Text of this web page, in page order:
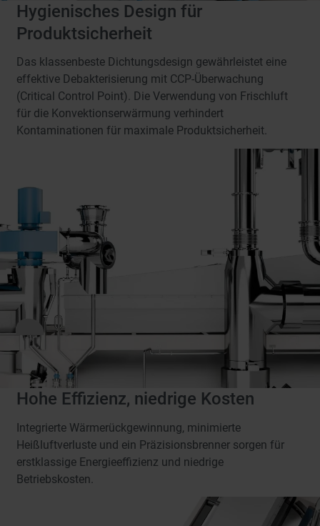
Hygienisches Design für
Produktsicherheit
Das klassenbeste Dichtungsdesign gewährleistet eine
effektive Debakterisierung mit CCP-Überwachung
(Critical Control Point). Die Verwendung von Frischluft
für die Konvektionserwärmung verhindert
Kontaminationen für maximale Produktsicherheit.
Hohe Effizienz, niedrige Kosten
Integrierte Wärmerückgewinnung, minimierte
Heißluftverluste und ein Präzisionsbrenner sorgen für
erstklassige Energieeffizienz und niedrige
Betriebskosten.